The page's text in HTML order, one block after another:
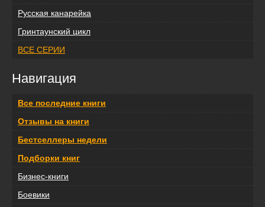
Русская канарейка
Гринтаунский цикл
ВСЕ СЕРИИ
Навигация
Все последние книги
Отзывы на книги
Бестселлеры недели
Подборки книг
Бизнес-книги
Боевики